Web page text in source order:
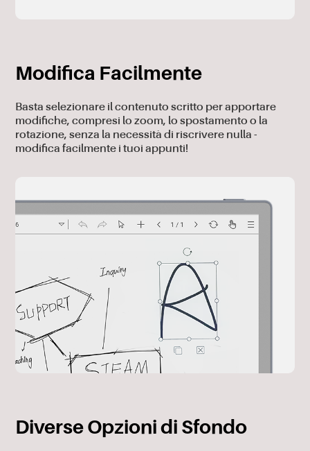
Modifica Facilmente
Basta selezionare il contenuto scritto per apportare
modifiche, compresi lo zoom, lo spostamento o la
rotazione, senza la necessità di riscrivere nulla -
modifica facilmente i tuoi appunti!
Diverse Opzioni di Sfondo